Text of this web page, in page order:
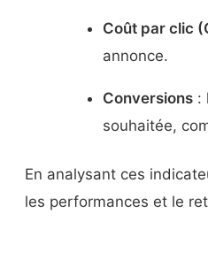
Coût par clic
annonce.
Conversions:
souhaitée,
En analysant ces
les performances et le